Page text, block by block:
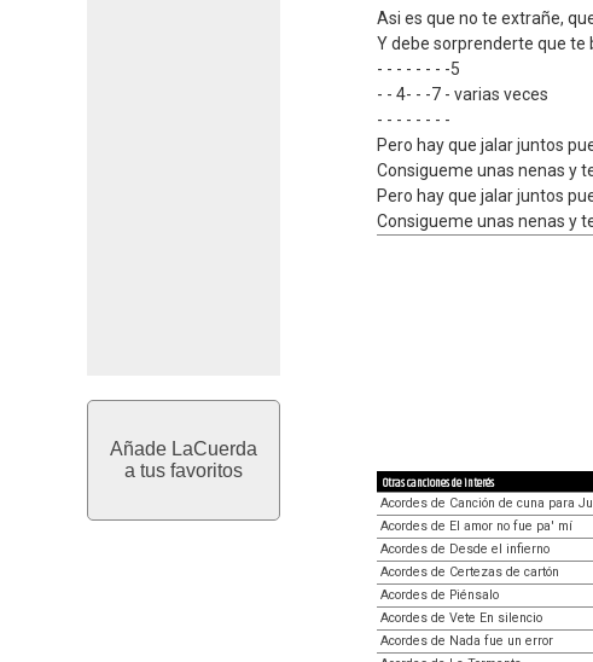
Añade LaCuerda
a tus favoritos
Asi es que no te extrañe,
Y debe sorprenderte que te
- - - - - - - -5
- - 4- - -7 - varias veces
- - - - - - - -
Pero hay que jalar juntos
Consigueme unas nenas y
Pero hay que jalar juntos
Consigueme unas nenas y
Otras canciones de interés
Acordes de Canción de cuna para
Acordes de El amor no fue pa' mí
Acordes de Desde el infierno
Acordes de Certezas de cartón
Acordes de Piénsalo
Acordes de Vete En silencio
Acordes de Nada fue un error